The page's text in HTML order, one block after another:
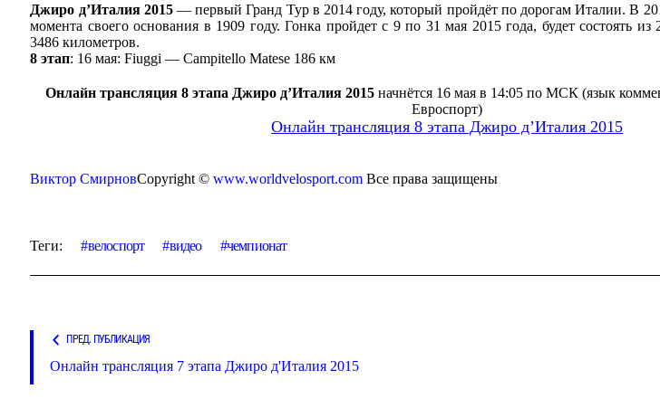
Джиро д’Италия 2015— первый Гранд Тур в 2014 году, который пройдёт по дорогам Италии. В
момента своего основания в 1909 году. Гонка пройдет с 9 по 31 мая 2015 года, будет состоять
3486 километров.
8 этап: 16 мая: Fiuggi — Campitello Matese 186 км
Онлайн трансляция 8 этапа Джиро д’Италия 2015 начнётся 16 мая в 14:05 по МСК (язык
Евроспорт)
Онлайн трансляция 8 этапа Джиро д’Италия 2015
Виктор СмирновCopyright ©www.worldvelosport.com Все права защищены
Теги: велоспорт видео чемпионат
ПРЕД. ПУБЛИКАЦИЯ
Онлайн трансляция 7 этапа Джиро д'Италия 2015